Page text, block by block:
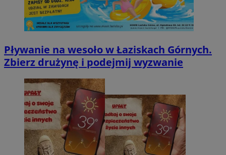
Pływanie na wesoło w Łaziskach Górnych.
Zbierz drużynę i podejmij wyzwanie